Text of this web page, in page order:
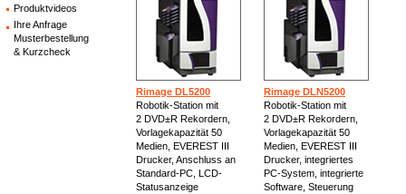
Produktvideos
Ihre Anfrage
Musterbestellung
& Kurzcheck
Rimage DL5200
Robotik-Station mit
2 DVD±R Rekordern,
Vorlagekapazität 50
Medien, EVEREST III
Drucker, Anschluss an
Standard-PC, LCD-
Statusanzeige
Rimage DLN5200
Robotik-Station mit
2 DVD±R Rekordern,
Vorlagekapazität 50
Medien, EVEREST III
Drucker, integriertes
PC-System, integrierte
Software, Steuerung